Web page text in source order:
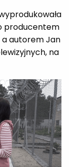
producentem
a autorem Jan
na